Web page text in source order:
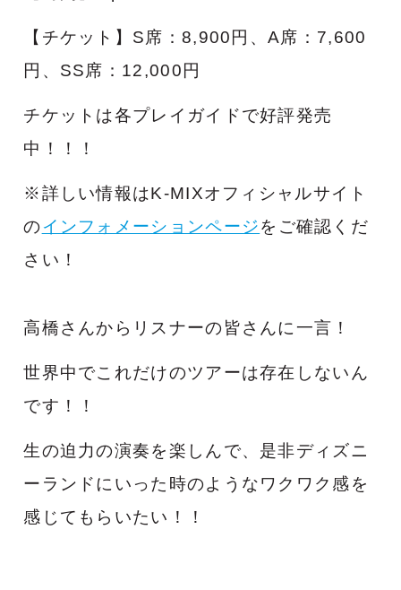
【チケット】S席：8,900円、A席：7,600
円、SS席：12,000円
チケットは各プレイガイドで好評発売
中！！！
※詳しい情報はK-MIXオフィシャルサイト
のインフォメーションページをご確認くだ
さい！
高橋さんからリスナーの皆さんに一言！
世界中でこれだけのツアーは存在しないん
です！！
生の迫力の演奏を楽しんで、是非ディズニ
ーランドにいった時のようなワクワク感を
感じてもらいたい！！